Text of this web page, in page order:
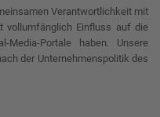
Verantwortlichkeit mit
vollumfänglich Einfluss auf die
Media-Portale haben. Unsere
der Unternehmenspolitik des